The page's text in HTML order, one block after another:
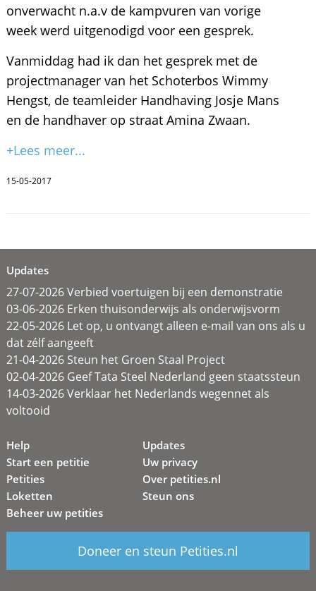
onverwacht n.a.v de kampvuren van vorige
week werd uitgenodigd voor een gesprek.
Vanmiddag had ik dan het gesprek met de
projectmanager van het Schoterbos Wimmy
Hengst, de teamleider Handhaving Josje Mans
en de handhaver op straat Amina Zwaan.
+Lees meer...
15-05-2017
Updates
27-07-2026 Verbied voertuigen bij een demonstratie
03-06-2026 Erken thuisonderwijs als onderwijsvorm
22-05-2026 Let op, u ontvangt alleen e-mail van ons als u
dat zélf aangeeft
21-04-2026 Steun het Groen Staal Project
02-04-2026 Geef Tata Steel Nederland geen staatssteun
14-03-2026 Verklaar het Nederlands wegennet als
voltooid
Help
Start een petitie
Petities
Loketten
Beheer uw petities
Updates
Uw privacy
Over petities.nl
Steun ons
Doneer en steun Petities.nl